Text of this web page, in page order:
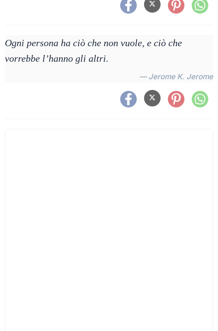
Ogni persona ha ciò che non vuole, e ciò che
vorrebbe l’hanno gli altri.
— Jerome K. Jerome